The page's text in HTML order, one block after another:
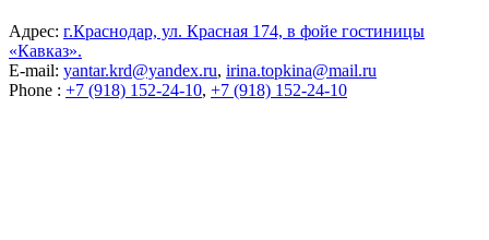
Адрес: г.Краснодар, ул. Красная 174, в фойе гостиницы
«Кавказ».
E-mail: yantar.krd@yandex.ru, irina.topkina@mail.ru
Phone : +7 (918) 152-24-10, +7 (918) 152-24-10